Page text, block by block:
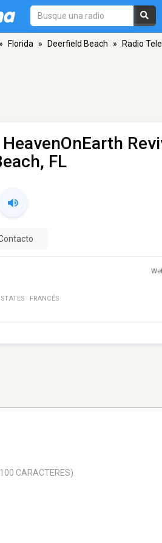
» Florida » Deerfield Beach » Radio
HeavenOnEarth
FL
· FRANCÉS